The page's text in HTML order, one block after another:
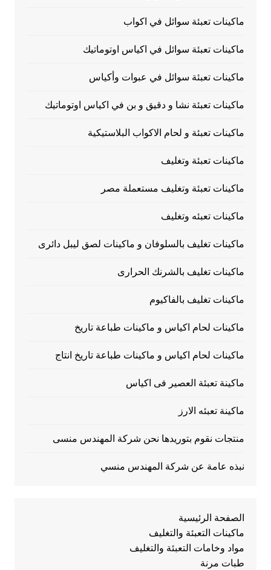
ماكينات تعبئة سوائل في اكواب
ماكينات تعبئة سوائل في اكياس اوتوماتيك
ماكينات تعبئة سوائل في عبوات وأكياس
ماكينات تعبئة نشا و دقيق و بن في اكياس اوتوماتيك
ماكينات تعبئة و لحام الاكواب البلاستيكية
ماكينات تعبئة وتغليف
ماكينات تعبئة وتغليف مستعملة مصر
ماكينات تعبئه وتغليف
ماكينات تغليف بالسلوفان و ماكينات لصق ليبل دائرى
ماكينات تغليف بالشرنك الحرارى
ماكينات تغليف بالفاكيوم
ماكينات لحام اكياس و ماكينات طباعة تاريخ
ماكينات لحام اكياس و ماكينات طباعة تاريخ انتاج
ماكينة تعبئة العصير فى اكياس
ماكينة تعبئه الارز
منتجات نقوم بتوريدها نحن شركة المهندس منسى
نبذه عامة عن شركة المهندس منسي
الصفحة الرئيسية
ماكينات التعبئة والتغليف
مواد وخامات التعبئة والتغليف
طبات مرنة